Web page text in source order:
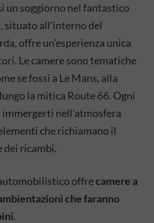
un soggiorno nel fantastico
situato all’interno del
offre un’esperienza unica
Le camere sono tematiche
se fossi a Le Mans, alla
la mitica Route 66. Ogni
nell’atmosfera
che richiamano il
dei ricambi.
offrecamere a
che faranno
.